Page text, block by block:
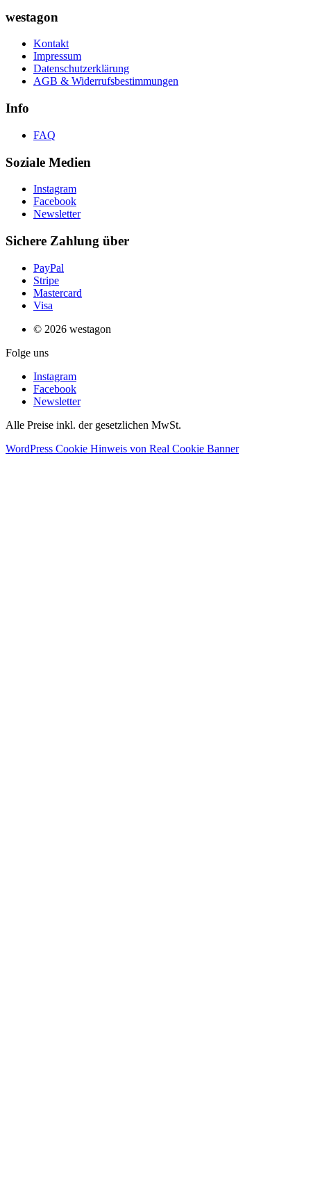
westagon
Kontakt
Impressum
Datenschutzerklärung
AGB & Widerrufsbestimmungen
Info
FAQ
Soziale Medien
Instagram
Facebook
Newsletter
Sichere Zahlung über
PayPal
Stripe
Mastercard
Visa
© 2026 westagon
Folge uns
Instagram
Facebook
Newsletter
Alle Preise inkl. der gesetzlichen MwSt.
WordPress Cookie Hinweis von Real Cookie Banner